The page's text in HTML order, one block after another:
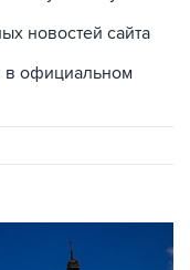
в официальном